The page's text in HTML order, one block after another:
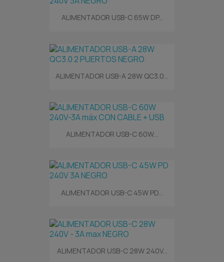
ALIMENTADOR USB-C 65W DP...
ALIMENTADOR USB-A 28W QC3.0...
ALIMENTADOR USB-C 60W...
ALIMENTADOR USB-C 45W PD...
ALIMENTADOR USB-C 28W 240V...